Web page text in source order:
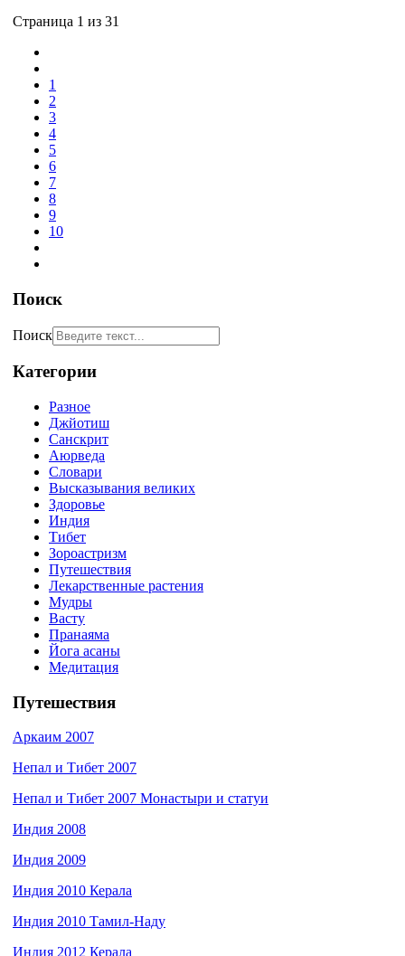
Страница 1 из 31
1
2
3
4
5
6
7
8
9
10
Поиск
Поиск
Категории
Разное
Джйотиш
Санскрит
Аюрведа
Словари
Высказывания великих
Здоровье
Индия
Тибет
Зороастризм
Путешествия
Лекарственные растения
Мудры
Васту
Пранаяма
Йога асаны
Медитация
Путешествия
Аркаим 2007
Непал и Тибет 2007
Непал и Тибет 2007 Монастыри и статуи
Индия 2008
Индия 2009
Индия 2010 Керала
Индия 2010 Тамил-Наду
Индия 2012 Керала